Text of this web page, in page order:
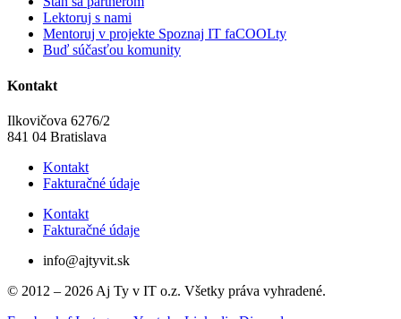
Lektoruj s nami
Mentoruj v projekte Spoznaj IT faCOOLty
Buď súčasťou komunity
Kontakt
Ilkovičova 6276/2
841 04 Bratislava
Kontakt
Fakturačné údaje
Kontakt
Fakturačné údaje
info@ajtyvit.sk
© 2012 – 2026 Aj Ty v IT o.z. Všetky práva vyhradené.